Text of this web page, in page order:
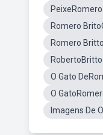
Romero
Romero
RobertoBritto
O Gato
O
Imagens De